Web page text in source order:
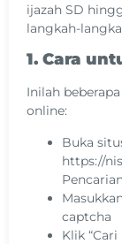
ijazah SD
langkah-
1. Cara
Inilah
online:
Buka
https://
captcha
Klik “Cari